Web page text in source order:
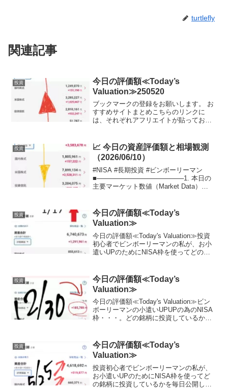
turtlefly
関連記事
投資
今日の評価額≪Today’s
Valuation≫250520
ブックマークの登録をお願いします。 お
すすめサイトまとめこちらのリンクに
は、それぞれアフリエイトが貼っており
でビンボーリーマンの私が、お小遣いUP
のためにNISA枠を使...
投資
📈 今日の資産評価額と相場観測
（2026/06/10）
#NISA #長期投資 #ビンボーリーマン
■───────────────────1. 本日の
主要マーケット数値（Market Data）
10日タイ...
投資
今日の評価額≪Today’s
Valuation≫
今日の評価額≪Today's Valuation≫投資
初心者でビンボーリーマンの私が、お小
遣いUPのためにNISA枠を使ってどの銘
きるだけ投資に回すようにしています。
終...
投資
今日の評価額≪Today’s
Valuation≫
今日の評価額≪Today's Valuation≫ビン
ボーリーマンの小遣いUPUPの為のNISA
枠・・・。どの銘柄に投資しているか？
ので無しかな？？）（投資信託の評価...
投資
今日の評価額≪Today’s
Valuation≫
投資初心者でビンボーリーマンの私が、
お小遣いUPのためにNISA枠を使ってど
の銘柄に投資しているかを毎日公開して